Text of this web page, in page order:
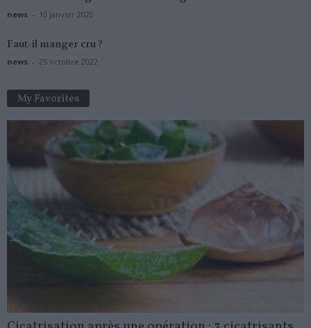
news - 10 janvier 2020
Faut-il manger cru ?
news - 25 octobre 2022
My Favorites